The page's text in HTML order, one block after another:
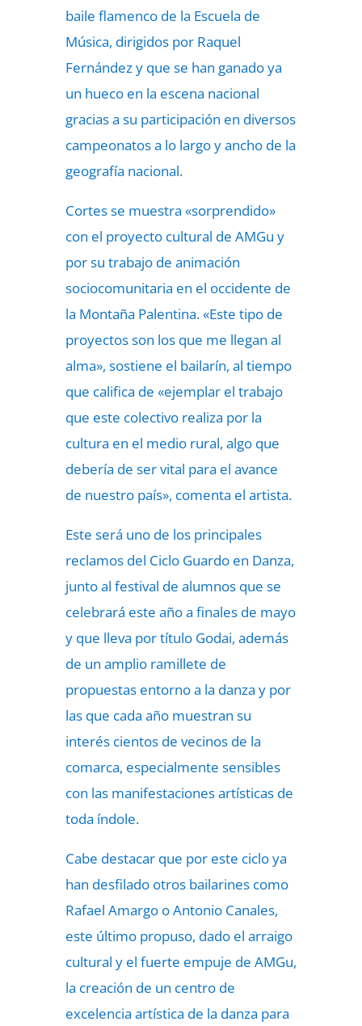
baile flamenco de la Escuela de
Música, dirigidos por Raquel
Fernández y que se han ganado ya
un hueco en la escena nacional
gracias a su participación en diversos
campeonatos a lo largo y ancho de la
geografía nacional.
Cortes se muestra «sorprendido»
con el proyecto cultural de AMGu y
por su trabajo de animación
sociocomunitaria en el occidente de
la Montaña Palentina. «Este tipo de
proyectos son los que me llegan al
alma», sostiene el bailarín, al tiempo
que califica de «ejemplar el trabajo
que este colectivo realiza por la
cultura en el medio rural, algo que
debería de ser vital para el avance
de nuestro país», comenta el artista.
Este será uno de los principales
reclamos del Ciclo Guardo en Danza,
junto al festival de alumnos que se
celebrará este año a finales de mayo
y que lleva por título Godai, además
de un amplio ramillete de
propuestas entorno a la danza y por
las que cada año muestran su
interés cientos de vecinos de la
comarca, especialmente sensibles
con las manifestaciones artísticas de
toda índole.
Cabe destacar que por este ciclo ya
han desfilado otros bailarines como
Rafael Amargo o Antonio Canales,
este último propuso, dado el arraigo
cultural y el fuerte empuje de AMGu,
la creación de un centro de
excelencia artística de la danza para